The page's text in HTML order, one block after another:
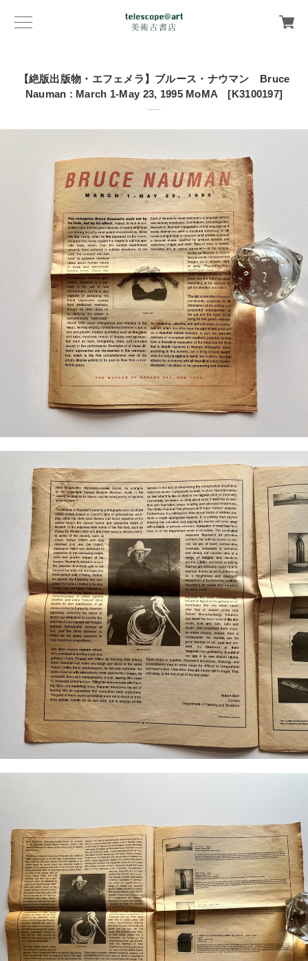
【絶版出版物・エフェメラ】ブルース・ナウマン Bruce
Nauman : March 1-May 23, 1995 MoMA [K3100197]